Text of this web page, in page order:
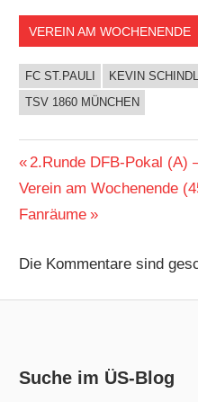
VEREIN AM WOCHENENDE
FC ST.PAULI KEVIN
TSV 1860 MÜNCHEN
Vorheriger
Beitrag:
2.Runde DFB-Pokal (A)
Nächster
Beitrag:
Verein am Wochenende
Fanräume
Die Kommentare sind
Suche im ÜS-Blog